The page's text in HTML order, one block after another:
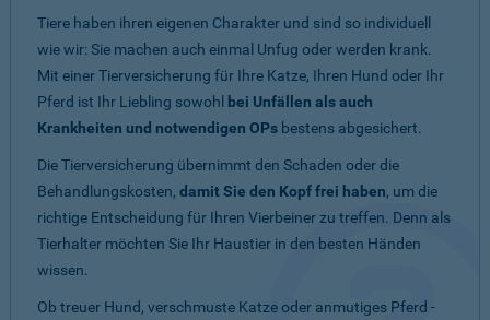
Tiere haben ihren eigenen Charakter und sind so individuell
wie wir: Sie machen auch einmal Unfug oder werden krank.
Mit einer Tierversicherung für Ihre Katze, Ihren Hund oder Ihr
Pferd ist Ihr Liebling sowohl
bei Unfällen als auch
Krankheiten und notwendigen OPs bestens abgesichert.
Die Tierversicherung übernimmt den Schaden oder die
Behandlungskosten, damit Sie den Kopf frei haben, um die
richtige Entscheidung für Ihren Vierbeiner zu treffen. Denn als
Tierhalter möchten Sie Ihr Haustier in den besten Händen
wissen.
Ob treuer Hund, verschmuste Katze oder anmutiges Pferd -